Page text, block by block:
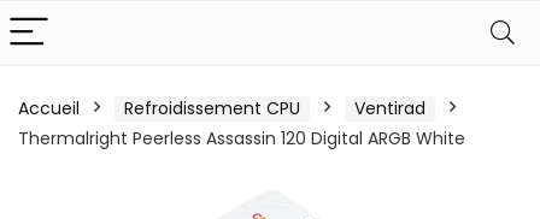
Accueil Refroidissement CPU
Ventirad
Thermalright Peerless Assassin 120 Digital ARGB White